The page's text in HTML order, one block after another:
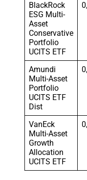
BlackRock
ESG Multi-
Asset
Conservative
Portfolio
UCITS ETF
Amundi
Multi-Asset
Portfolio
UCITS ETF
Dist
VanEck
Multi-Asset
Growth
Allocation
UCITS ETF